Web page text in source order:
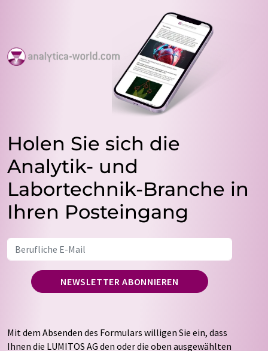
Holen Sie sich die
Analytik- und
Labortechnik-Branche in
Ihren Posteingang
NEWSLETTER ABONNIEREN
Mit dem Absenden des Formulars willigen Sie ein, dass
Ihnen die LUMITOS AG den oder die oben ausgewählten